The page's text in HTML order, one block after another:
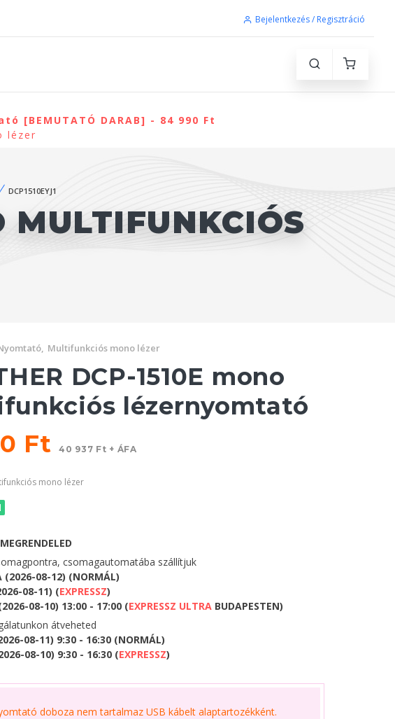
Bejelentkezés / Regisztráció
[BEMUTATÓ DARAB] - 84 990 Ft
lézer
DCP1510EYJ1
MULTIFUNKCIÓS
Multifunkciós mono lézer
DCP-1510E mono
lézernyomtató
Ft40 937 Ft + ÁFA
mono lézer
csomagautomatába szállítjuk
(2026-08-12) (NORMÁL)
08-11) (EXPRESSZ)
08-10) 13:00 - 17:00 (EXPRESSZ ULTRA BUDAPESTEN)
átveheted
08-11) 9:30 - 16:30 (NORMÁL)
08-10) 9:30 - 16:30 (EXPRESSZ)
doboza nem tartalmaz USB kábelt alaptartozékként.